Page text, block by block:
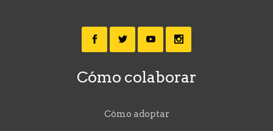
Cómo colaborar
Cómo adoptar